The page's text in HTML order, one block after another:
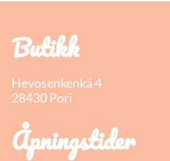
Butikk
Hevosenkenkä 4
28430 Pori
Åpningstider